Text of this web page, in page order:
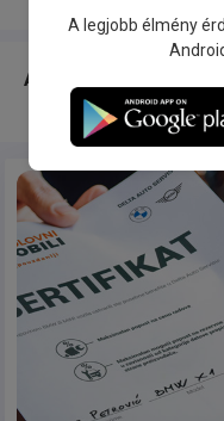
A csere leírása
A legjobb élmény